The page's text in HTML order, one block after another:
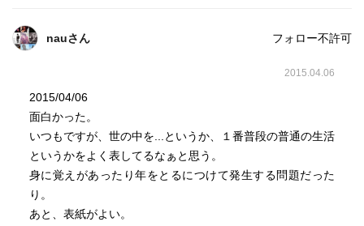
nauさん フォロー不許可
2015.04.06
2015/04/06
面白かった。
いつもですが、世の中を...というか、１番普段の普通の生活
というかをよく表してるなぁと思う。
身に覚えがあったり年をとるにつけて発生する問題だった
り。
あと、表紙がよい。